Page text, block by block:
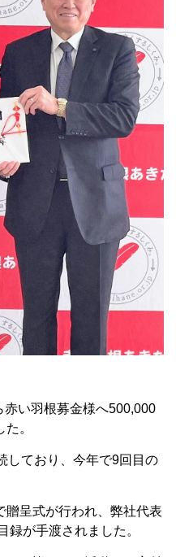
い羽根募金様へ500,000
。
しており、今年で9回目の
贈呈式が行われ、弊社代表
録が手渡されました。